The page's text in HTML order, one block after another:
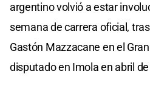
argentino volvió a estar
semana de carrera oficial,
Gastón Mazzacane en el
disputado en Imola en abril